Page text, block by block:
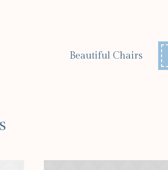
Beautiful Chairs